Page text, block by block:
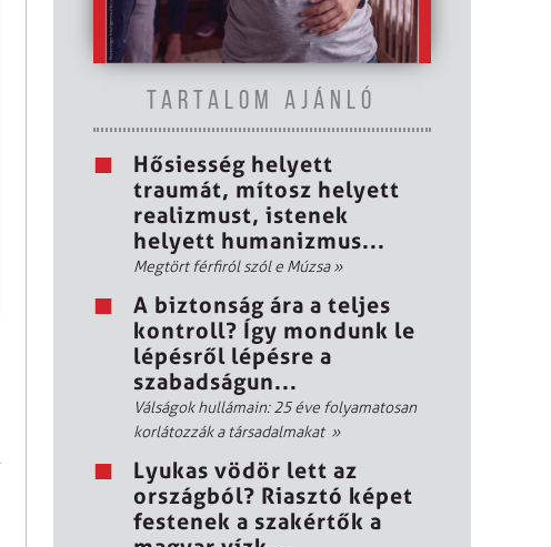
TARTALOM AJÁNLÓ
Hősiesség helyett
traumát, mítosz helyett
realizmust, istenek
helyett humanizmus...
Megtört férfiról szól e Múzsa»
A biztonság ára a teljes
kontroll? Így mondunk le
lépésről lépésre a
szabadságun...
Válságok hullámain: 25 éve folyamatosan
korlátozzák a társadalmakat »
Lyukas vödör lett az
országból? Riasztó képet
festenek a szakértők a